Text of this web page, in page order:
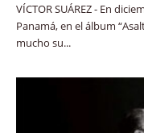
VÍCTOR SUÁREZ - En
Panamá, en el álbum
mucho su...